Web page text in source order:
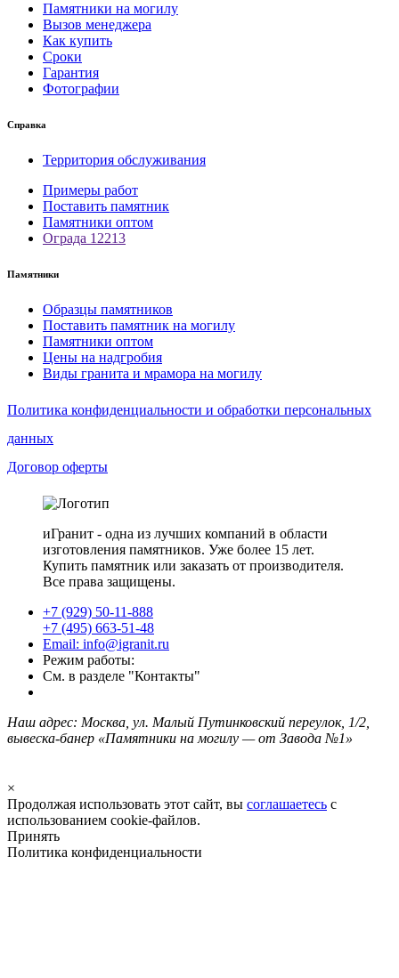
Памятники на могилу
Вызов менеджера
Как купить
Сроки
Гарантия
Фотографии
Справка
Территория обслуживания
Примеры работ
Поставить памятник
Памятники оптом
Ограда 12213
Памятники
Образцы памятников
Поставить памятник на могилу
Памятники оптом
Цены на надгробия
Виды гранита и мрамора на могилу
Политика конфиденциальности и обработки персональных
данных
Договор оферты
иГранит - одна из лучших компаний в области
изготовления памятников. Уже более 15 лет.
Купить памятник или заказать от производителя.
Все права защищены.
+7 (929) 50-11-888
+7 (495) 663-51-48
Email: info@igranit.ru
Режим работы:
См. в разделе "Контакты"
Наш адрес: Москва, ул. Малый Путинковский переулок, 1/2,
вывеска-банер «Памятники на могилу — от Завода №1»
×
Продолжая использовать этот сайт, вы соглашаетесь с
использованием cookie-файлов.
Принять
Политика конфиденциальности